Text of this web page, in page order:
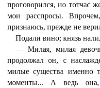
проговорился, но тотчас
мои расспросы.
признаюсь, прежде не
Подали вино; князь
— Милая, милая
продолжал он, с
милые существа именно
моменты... А ведь